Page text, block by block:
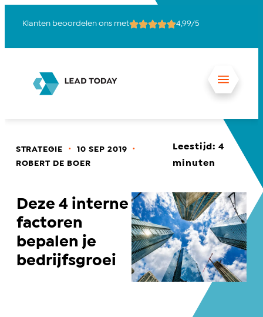
Klanten beoordelen ons met 4,99/5
STRATEGIE . 10 SEP 2019 .
ROBERT DE BOER
Leestijd: 4
minuten
Deze 4 interne
factoren
bepalen je
bedrijfsgroei